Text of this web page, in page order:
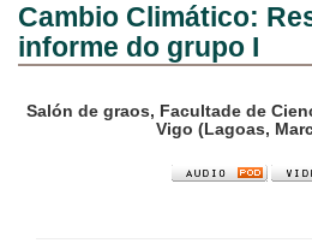
Cambio Climático:
informe do grupo I
Salón de graos, Facultade de
Vigo (Lagoas,